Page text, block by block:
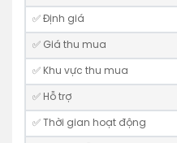
✅ Định giá
✅ Giá thu mua
✅ Khu vực thu mua
✅ Hỗ trợ
✅ Thời gian hoạt động